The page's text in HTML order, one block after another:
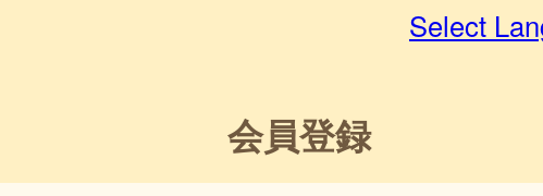
Select
会員登録